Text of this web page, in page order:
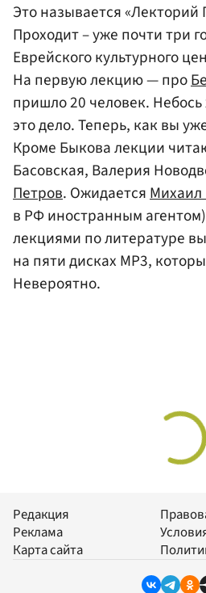
Это называется «Лекторий
Проходит – уже почти три
Еврейского культурного
На первую лекцию — про
пришло 20 человек. Небось
это дело. Теперь, как вы
Кроме Быкова лекции
Басовская, Валерия
Петров. ОжидаетсяМихаил
в РФ иностранным
лекциями по литературе
на пяти дисках MP3,
Невероятно.
Редакция
Реклама
Карта сайта